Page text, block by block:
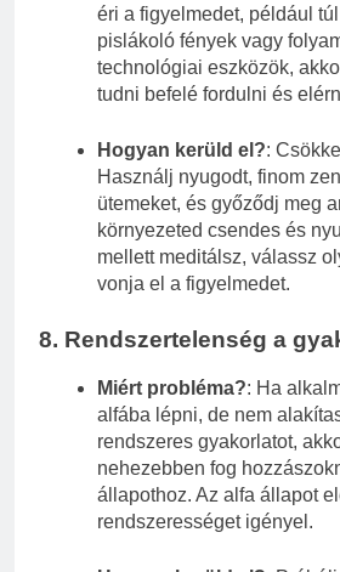
éri a figyelmedet, például
pislákoló fények vagy
technológiai eszközök,
tudni befelé fordulni és
Hogyan kerüld el?:
Használj nyugodt, finom
ütemeket, és győződj meg
környezeted csendes és
mellett meditálsz, válassz
vonja el a figyelmedet.
8. Rendszertelenség a
Miért probléma?: Ha
alfába lépni, de nem
rendszeres gyakorlatot,
nehezebben fog
állapothoz. Az alfa állapot
rendszerességet igényel.